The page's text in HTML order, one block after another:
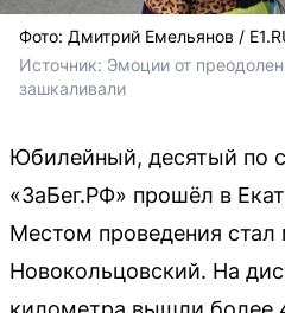
Фото: Дмитрий Емельянов /
Источник: Эмоции от
зашкаливали
Юбилейный, десятый по
«ЗаБег.РФ» прошёл в
Местом проведения
Новокольцовский. На